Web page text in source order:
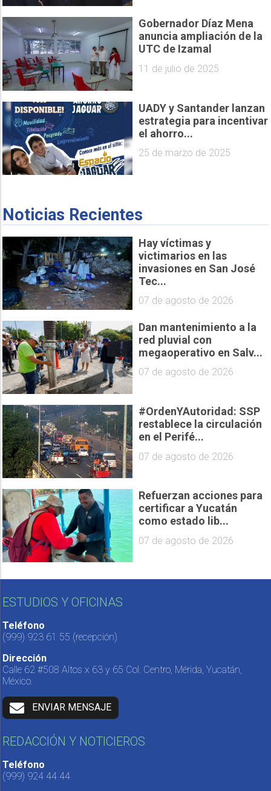
Gobernador Díaz Mena
anuncia ampliación de la
UTC de Izamal
11 de julio de 2025
UADY y Santander lanzan
estrategia para incentivar
el ahorro...
25 de marzo de 2025
Noticias Recientes
Hay víctimas y
victimarios en las
invasiones en San José
Tec...
07 de agosto de 2026
Dan mantenimiento a la
red pluvial con
megaoperativo en Salv...
07 de agosto de 2026
#OrdenYAutoridad: SSP
restablece la circulación
en el Perifé...
07 de agosto de 2026
Refuerzan acciones para
certificar a Yucatán
como estado lib...
07 de agosto de 2026
ESTUDIOS Y OFICINAS
Teléfono
(999) 923 61 55 (recepción)
Dirección
Calle 62 #508 Altos x 63 y 65 Col. Centro, Mérida, Yucatán,
México.
ENVIAR MENSAJE
REDACCIÓN Y NOTICIEROS
Teléfono
(999) 924 44 44